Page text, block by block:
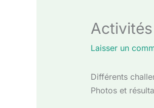
Laisser un
Différents
Photos et